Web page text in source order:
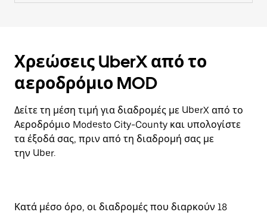
Χρεώσεις UberX από το
αεροδρόμιο MOD
Δείτε τη μέση τιμή για διαδρομές με UberX από το
Αεροδρόμιο Modesto City-County και υπολογίστε
τα έξοδά σας, πριν από τη διαδρομή σας με
την Uber.
Κατά μέσο όρο, οι διαδρομές που διαρκούν 18